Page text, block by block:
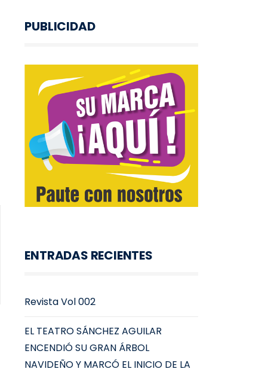
PUBLICIDAD
ENTRADAS RECIENTES
Revista Vol 002
EL TEATRO SÁNCHEZ AGUILAR
ENCENDIÓ SU GRAN ÁRBOL
NAVIDEÑO Y MARCÓ EL INICIO DE LA